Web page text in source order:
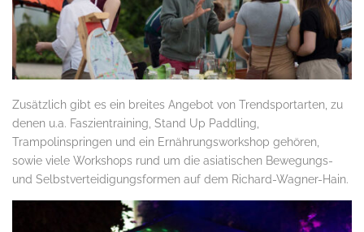
Zusätzlich gibt es ein breites Angebot von Trendsportarten, zu
denen u.a. Faszientraining, Stand Up Paddling,
Trampolinspringen und ein Ernährungsworkshop gehören,
sowie viele Workshops rund um die asiatischen Bewegungs-
und Selbstverteidigungsformen auf dem Richard-Wagner-Hain.